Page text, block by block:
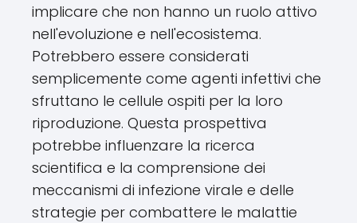
implicare che non hanno un ruolo attivo
nell'evoluzione e nell'ecosistema.
Potrebbero essere considerati
semplicemente come agenti infettivi che
sfruttano le cellule ospiti per la loro
riproduzione. Questa prospettiva
potrebbe influenzare la ricerca
scientifica e la comprensione dei
meccanismi di infezione virale e delle
strategie per combattere le malattie